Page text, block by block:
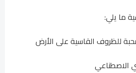
ما يلي:
للظروف القاسية على الأرض
الاصطناعي